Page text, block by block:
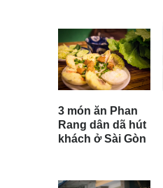
3 món ăn Phan
Rang dân dã hút
khách ở Sài Gòn